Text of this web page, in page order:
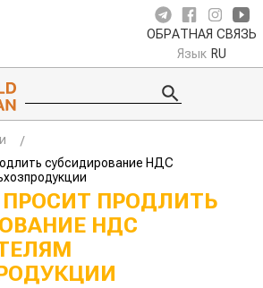
ОБРАТНАЯ СВЯЗЬ
Язык RU
субсидирование НДС
ПРОДЛИТЬ
НДС